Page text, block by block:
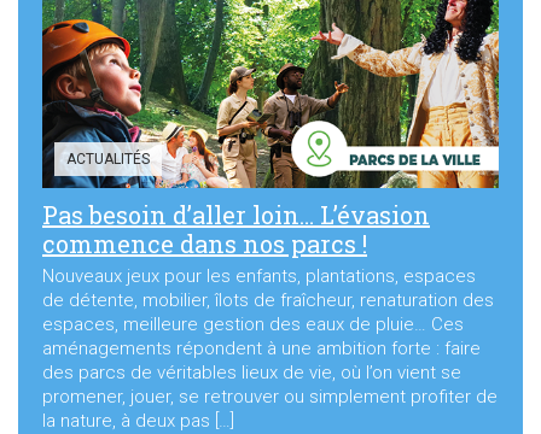
Sortir à Ste Gen’
ACTUALITÉS
Pas besoin d’aller loin… L’évasion
commence dans nos parcs !
Nouveaux jeux pour les enfants, plantations, espaces
de détente, mobilier, îlots de fraîcheur, renaturation des
espaces, meilleure gestion des eaux de pluie… Ces
aménagements répondent à une ambition forte : faire
des parcs de véritables lieux de vie, où l’on vient se
promener, jouer, se retrouver ou simplement profiter de
la nature, à deux pas […]